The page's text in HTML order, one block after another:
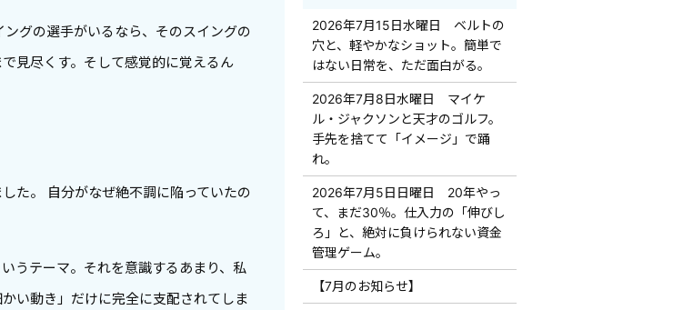
グの選手がいるなら、そのスイングの
見尽くす。そして感覚的に覚えるん
た。 自分がなぜ絶不調に陥っていたの
うテーマ。それを意識するあまり、私
い動き」だけに完全に支配されてしま
2026年7月15日水曜日 ベルトの
穴と、軽やかなショット。簡単で
はない日常を、ただ面白がる。
2026年7月8日水曜日 マイケ
ル・ジャクソンと天才のゴルフ。
手先を捨てて「イメージ」で踊
れ。
2026年7月5日日曜日 20年やっ
て、まだ30％。仕入力の「伸びし
ろ」と、絶対に負けられない資金
管理ゲーム。
【7月のお知らせ】